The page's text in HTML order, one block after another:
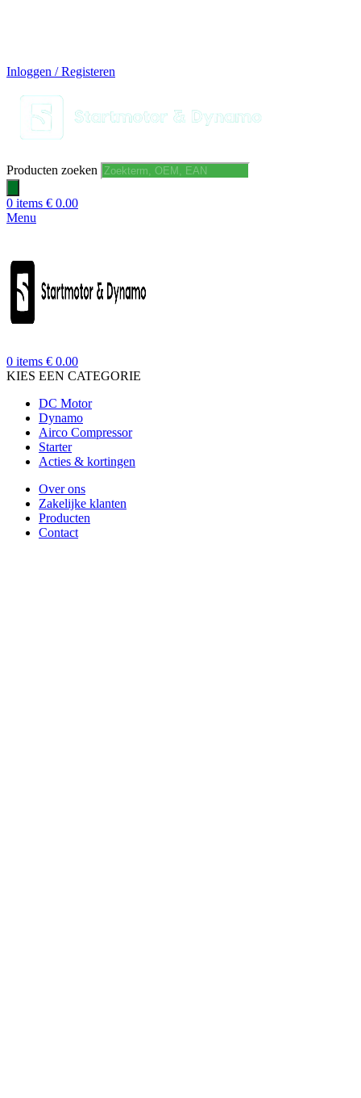
Inloggen / Registeren
Producten zoeken
0 items € 0.00
Menu
0 items € 0.00
KIES EEN CATEGORIE
DC Motor
Dynamo
Airco Compressor
Starter
Acties & kortingen
Over ons
Zakelijke klanten
Producten
Contact